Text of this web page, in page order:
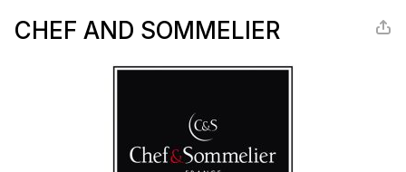
CHEF AND SOMMELIER